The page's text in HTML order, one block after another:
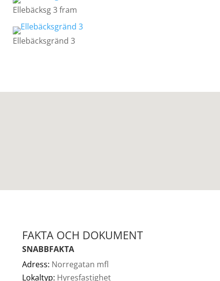
Ellebäcksg 3 fram
Ellebäcksgränd 3
FAKTA OCH DOKUMENT
SNABBFAKTA
Adress: Norregatan mfl
Lokaltyp: Hyresfastighet